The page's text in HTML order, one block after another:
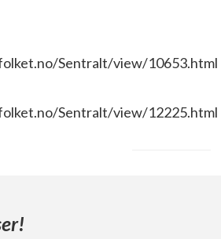
Sentralt/view/10653.html
Sentralt/view/12225.html